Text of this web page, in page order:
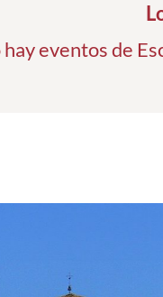
eventos de